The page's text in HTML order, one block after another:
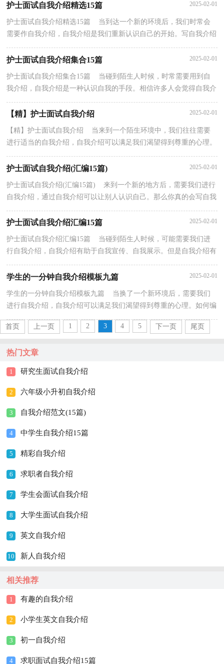
护士面试自我介绍精选15篇 2025-02-01
护士面试自我介绍精选15篇 当到达一个新的环境后，我们时常会
需要作自我介绍，自我介绍是我们重新认识自己的开始。写自我介绍
可不能随随便便哦，以下是小编为大家收集的护士面...
护士面试自我介绍集合15篇 2025-02-01
护士面试自我介绍集合15篇 当碰到陌生人时候，时常需要用到自
我介绍，自我介绍是一种认识自我的手段。相信许多人会觉得自我介
【精】护士面试自我介绍 2025-02-01
【精】护士面试自我介绍 当来到一个陌生环境中，我们往往需要
进行适当的自我介绍，自我介绍可以满足我们渴望得到尊重的心理。
相信许多人会觉得自我介绍很难写吧，下面是小编整...
护士面试自我介绍(汇编15篇) 2025-02-01
护士面试自我介绍(汇编15篇) 来到一个新的地方后，需要我们进行
自我介绍，通过自我介绍可以让别人认识自己。那么你真的会写自我
护士面试自我介绍汇编15篇 2025-02-01
护士面试自我介绍汇编15篇 当碰到陌生人时候，可能需要我们进
行自我介绍，自我介绍有助于自我宣传、自我展示。但是自我介绍有
什么要求呢？以下是小编收集整理的护士面试自我介...
学生的一分钟自我介绍模板九篇 2025-02-01
学生的一分钟自我介绍模板九篇 当换了一个新环境后，需要我们
进行自我介绍，自我介绍可以满足我们渴望得到尊重的心理。如何编
首页
上一页 1 2 3 4 5 下一页 尾页
热门文章
1 研究生面试自我介绍
2 六年级小升初自我介绍
3 自我介绍范文(15篇)
4 中学生自我介绍15篇
5 精彩自我介绍
6 求职者自我介绍
7 学生会面试自我介绍
8 大学生面试自我介绍
9 英文自我介绍
10 新人自我介绍
相关推荐
1 有趣的自我介绍
2 小学生英文自我介绍
3 初一自我介绍
4 求职面试自我介绍15篇